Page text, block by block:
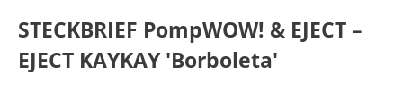
STECKBRIEF PompWOW! & EJECT –
EJECT KAYKAY 'Borboleta'